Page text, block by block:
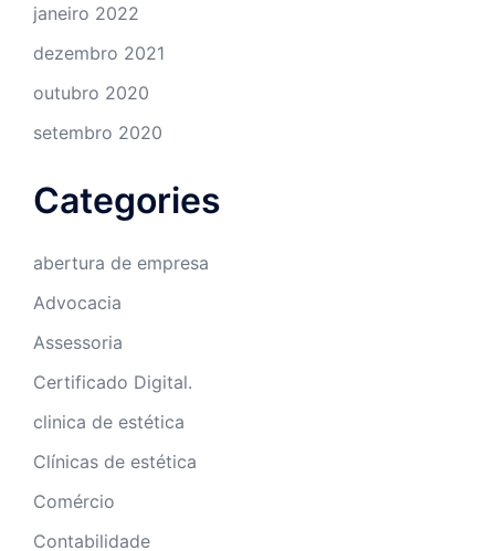
janeiro 2022
dezembro 2021
outubro 2020
setembro 2020
Categories
abertura de empresa
Advocacia
Assessoria
Certificado Digital.
clinica de estética
Clínicas de estética
Comércio
Contabilidade